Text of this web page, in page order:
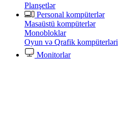
Planşetlər
Personal kompüterlər
Masaüstü kompüterlər
Monobloklar
Oyun və Qrafik kompüterləri
Monitorlar